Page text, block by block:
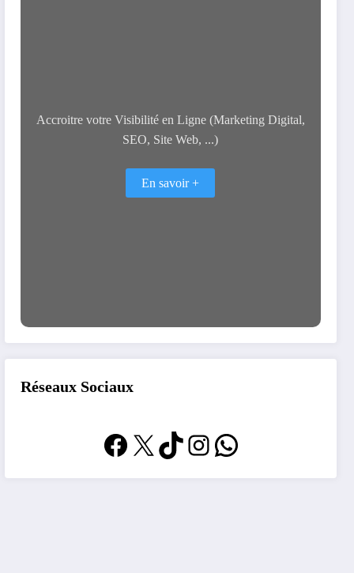
Accroitre votre Visibilité en Ligne (Marketing Digital,
SEO, Site Web, ...)
En savoir +
Réseaux Sociaux
Facebook
X TikTok
Instagram
WhatsApp